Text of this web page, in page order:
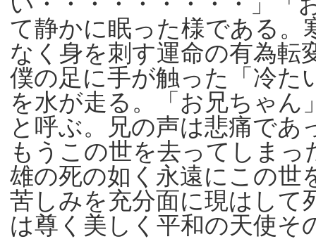
て静かに眠った様である。
なく身を刺す運命の有為転
僕の足に手が触った「冷た
を水が走る。「お兄ちゃん
と呼ぶ。兄の声は悲痛で
もうこの世を去ってしま
雄の死の如く永遠にこの世
苦しみを充分面に現はして
は尊く美しく平和の天使そ